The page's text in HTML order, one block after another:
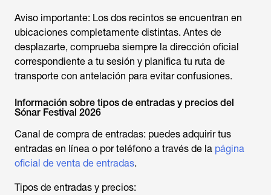
Aviso importante: Los dos recintos se encuentran en
ubicaciones completamente distintas. Antes de
desplazarte, comprueba siempre la dirección oficial
correspondiente a tu sesión y planifica tu ruta de
transporte con antelación para evitar confusiones.
Información sobre tipos de entradas y precios del
Sónar Festival 2026
Canal de compra de entradas: puedes adquirir tus
entradas en línea o por teléfono a través de la página
oficial de venta de entradas.
Tipos de entradas y precios: